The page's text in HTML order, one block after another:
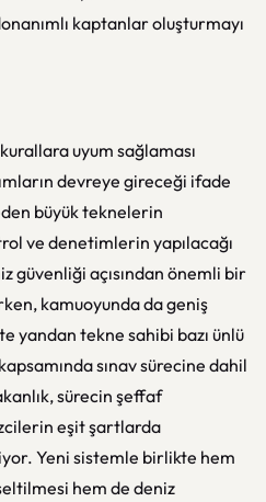
kaptanlar oluşturmayı
uyum sağlaması
devreye gireceği ifade
büyük teknelerin
ve denetimlerin yapılacağı
güvenliği açısından önemli bir
kamuoyunda da geniş
yandan tekne sahibi bazı ünlü
sınav sürecine dahil
sürecin şeffaf
eşit şartlarda
Yeni sistemle birlikte hem
hem de deniz